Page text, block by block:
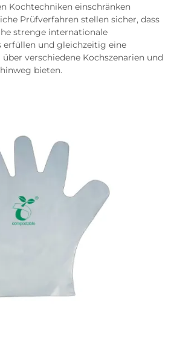
Kochtechniken einschränken
Prüfverfahren stellen sicher, dass
strenge internationale
erfüllen und gleichzeitig eine
verschiedene Kochszenarien und
bieten.